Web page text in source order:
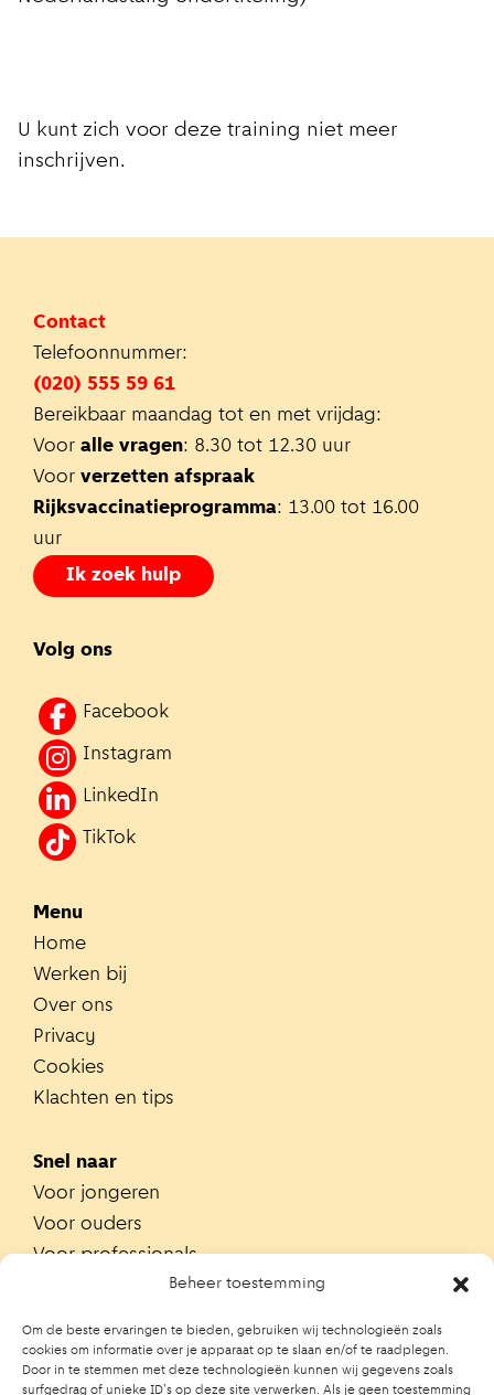
Beheer toestemming
Om de beste ervaringen te bieden, gebruiken wij technologieën zoals
cookies om informatie over je apparaat op te slaan en/of te raadplegen.
Door in te stemmen met deze technologieën kunnen wij gegevens zoals
surfgedrag of unieke ID's op deze site verwerken. Als je geen toestemming
U kunt zich voor deze training niet meer
inschrijven.
Contact
Telefoonnummer:
(020) 555 59 61
Bereikbaar maandag tot en met vrijdag:
Voor alle vragen: 8.30 tot 12.30 uur
Voor verzetten afspraak
Rijksvaccinatieprogramma: 13.00 tot 16.00
uur
Ik zoek hulp
Volg ons
Facebook
Instagram
LinkedIn
TikTok
Menu
Home
Werken bij
Over ons
Privacy
Cookies
Klachten en tips
Snel naar
Voor jongeren
Voor ouders
Voor professionals
Zoek contactpersoon op school
Trainingen